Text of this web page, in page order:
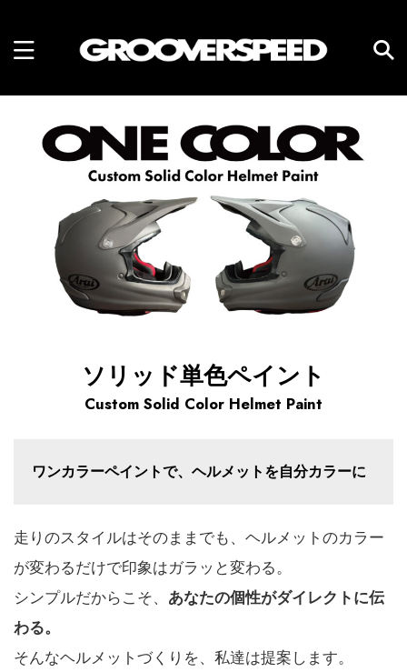
ソリッド単色ペイント
Custom Solid Color Helmet Paint
ワンカラーペイントで、ヘルメットを自分カラーに
走りのスタイルはそのままでも、ヘルメットのカラー
が変わるだけで印象はガラッと変わる。
シンプルだからこそ、 あなたの個性がダイレクトに伝
わる。
そんなヘルメットづくりを、私達は提案します。